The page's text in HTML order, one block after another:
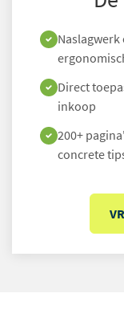
Direct
inkoop
200+
concrete